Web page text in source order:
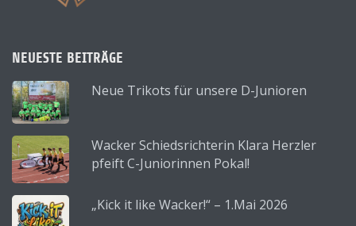
NEUESTE BEITRÄGE
Neue Trikots für unsere D-Junioren
Wacker Schiedsrichterin Klara Herzler
pfeift C-Juniorinnen Pokal!
„Kick it like Wacker!“ – 1.Mai 2026